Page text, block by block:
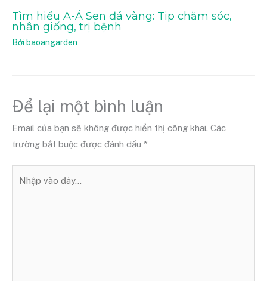
Tìm hiểu A-Á Sen đá vàng: Tip chăm sóc,
nhân giống, trị bệnh
Bởi baoangarden
Để lại một bình luận
Email của bạn sẽ không được hiển thị công khai. Các
trường bắt buộc được đánh dấu *